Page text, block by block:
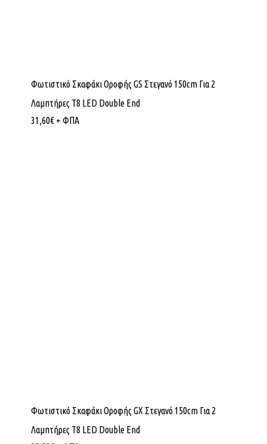
Φωτιστικό Σκαφάκι Οροφής GS Στεγανό 150cm Για 2
Λαμπτήρες T8 LED Double End
31,60€ + ΦΠΑ
Φωτιστικό Σκαφάκι Οροφής GX Στεγανό 150cm Για 2
Λαμπτήρες T8 LED Double End